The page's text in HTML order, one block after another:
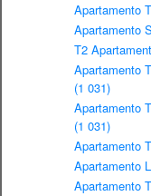
Apartamento
Apartamento
T2
Apartamento
(1 031)
Apartamento
(1 031)
Apartamento
Apartamento
Apartamento